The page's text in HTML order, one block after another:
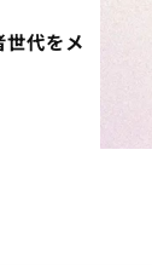
代をメ